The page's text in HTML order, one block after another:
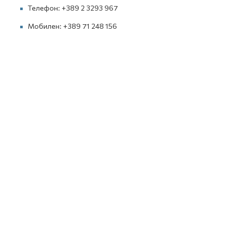
Телефон: +389 2 3293 967
Мобилен: +389 71 248 156